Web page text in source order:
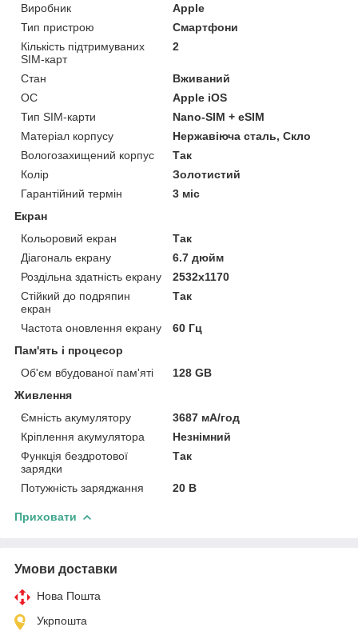
Виробник
Apple
Тип пристрою
Смартфони
Кількість підтримуваних
SIM-карт
2
Стан
Вживаний
ОС
Apple iOS
Тип SIM-карти
Nano-SIM + eSIM
Матеріал корпусу
Нержавіюча сталь, Скло
Вологозахищений корпус
Так
Колір
Золотистий
Гарантійний термін
3 міс
Екран
Кольоровий екран
Так
Діагональ екрану
6.7 дюйм
Роздільна здатність екрану
2532x1170
Стійкий до подряпин
екран
Так
Частота оновлення екрану
60 Гц
Пам'ять і процесор
Об'єм вбудованої пам'яті
128 GB
Живлення
Ємність акумулятору
3687 мА/год
Кріплення акумулятора
Незнімний
Функція бездротової
зарядки
Так
Потужність заряджання 20 В
Приховати
Умови доставки
Нова Пошта
Укрпошта